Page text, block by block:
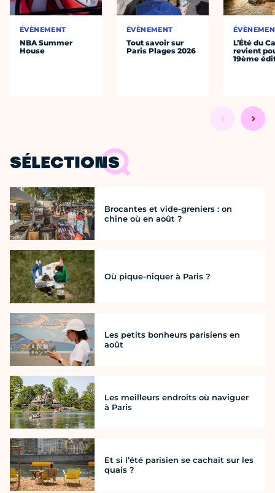
ÉVÈNEMENT
NBA Summer
House
ÉVÈNEMENT
Tout savoir sur
Paris Plages 2026
L’Été du
revient
19ème
SÉLECTIONS
Brocantes et vide-greniers : on
chine où en août ?
Où pique-niquer à Paris ?
Les petits bonheurs parisiens en
août
Les meilleurs endroits où naviguer
à Paris
Et si l’été parisien se cachait sur les
quais ?